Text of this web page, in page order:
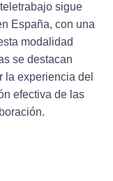
sigue
España, con una
modalidad
se destacan
la experiencia del
efectiva de las